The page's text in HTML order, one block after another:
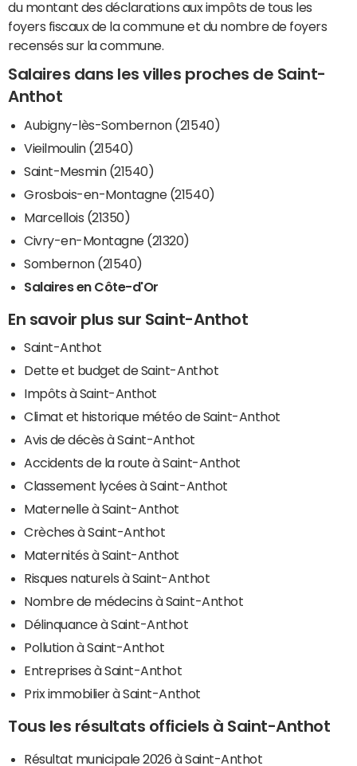
du montant des déclarations aux impôts de tous les
foyers fiscaux de la commune et du nombre de foyers
recensés sur la commune.
Salaires dans les villes proches de Saint-
Anthot
Aubigny-lès-Sombernon (21540)
Vieilmoulin (21540)
Saint-Mesmin (21540)
Grosbois-en-Montagne (21540)
Marcellois (21350)
Civry-en-Montagne (21320)
Sombernon (21540)
Salaires en Côte-d'Or
En savoir plus sur Saint-Anthot
Saint-Anthot
Dette et budget de Saint-Anthot
Impôts à Saint-Anthot
Climat et historique météo de Saint-Anthot
Avis de décès à Saint-Anthot
Accidents de la route à Saint-Anthot
Classement lycées à Saint-Anthot
Maternelle à Saint-Anthot
Crèches à Saint-Anthot
Maternités à Saint-Anthot
Risques naturels à Saint-Anthot
Nombre de médecins à Saint-Anthot
Délinquance à Saint-Anthot
Pollution à Saint-Anthot
Entreprises à Saint-Anthot
Prix immobilier à Saint-Anthot
Tous les résultats officiels à Saint-Anthot
Résultat municipale 2026 à Saint-Anthot